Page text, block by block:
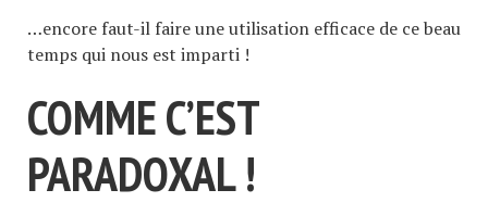
…encore faut-il faire une utilisation efficace de ce beau
temps qui nous est imparti !
COMME C’EST
PARADOXAL !